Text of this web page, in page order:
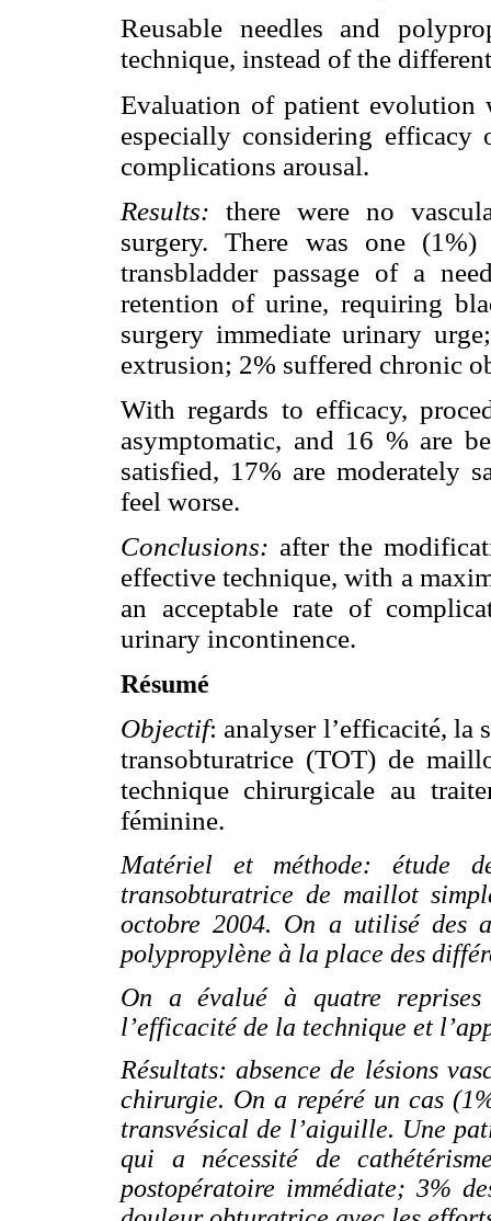
Reusable needles and
technique, instead of the
Evaluation of patient evolution
especially considering efficacy
complications arousal.
Results: there were no
surgery. There was one
transbladder passage of a
retention of urine, requiring
surgery immediate urinary
extrusion; 2% suffered chronic
With regards to efficacy,
asymptomatic, and 16 % are
satisfied, 17% are moderately
feel worse.
Conclusions: after the
effective technique, with a
an acceptable rate of
urinary incontinence.
Résumé
Objectif: analyser l’efficacité, la
transobturatrice (TOT) de
technique chirurgicale au
féminine.
Matériel et méthode: étude
transobturatrice de maillot
octobre 2004. On a utilisé des
polypropylène à la place des
On a évalué à quatre reprises
l’efficacité de la technique et
Résultats: absence de lésions
chirurgie. On a repéré un cas
transvésical de l’aiguille. Une
qui a nécessité de
postopératoire immédiate; 3%